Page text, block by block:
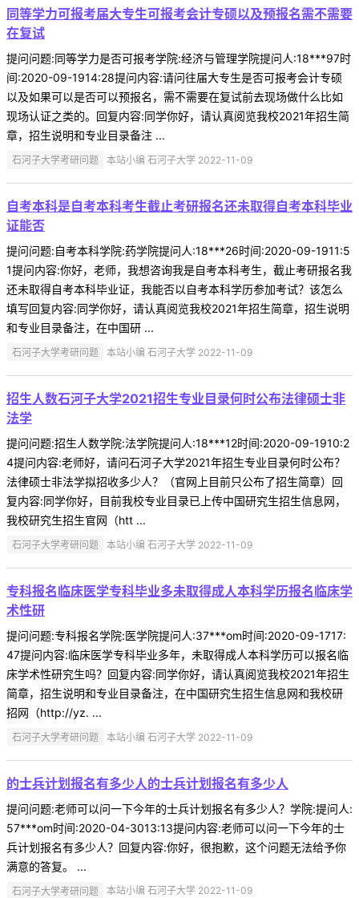
同等学力可报考届大专生可报考会计专硕以及预报名需不需要
在复试
提问问题:同等学力是否可报考学院:经济与管理学院提问人:18***97时
间:2020-09-1914:28提问内容:请问往届大专生是否可报考会计专硕
以及如果可以是否可以预报名，需不需要在复试前去现场做什么比如
现场认证之类的。回复内容:同学你好，请认真阅览我校2021年招生简
章，招生说明和专业目录备注 ...
石河子大学考研问题 本站小编 石河子大学 2022-11-09
自考本科是自考本科考生截止考研报名还未取得自考本科毕业
证能否
提问问题:自考本科学院:药学院提问人:18***26时间:2020-09-1911:5
1提问内容:你好，老师，我想咨询我是自考本科考生，截止考研报名我
还未取得自考本科毕业证，我能否以自考本科学历参加考试？该怎么
填写回复内容:同学你好，请认真阅览我校2021年招生简章，招生说明
和专业目录备注，在中国研 ...
石河子大学考研问题 本站小编 石河子大学 2022-11-09
招生人数石河子大学2021招生专业目录何时公布法律硕士非
法学
提问问题:招生人数学院:法学院提问人:18***12时间:2020-09-1910:2
4提问内容:老师好，请问石河子大学2021年招生专业目录何时公布？
法律硕士非法学拟招收多少人？（官网上目前只公布了招生简章）回
复内容:同学你好，目前我校专业目录已上传中国研究生招生信息网，
我校研究生招生官网（htt ...
石河子大学考研问题 本站小编 石河子大学 2022-11-09
专科报名临床医学专科毕业多未取得成人本科学历报名临床学
术性研
提问问题:专科报名学院:医学院提问人:37***om时间:2020-09-1717:
47提问内容:临床医学专科毕业多年，未取得成人本科学历可以报名临
床学术性研究生吗？回复内容:同学你好，请认真阅览我校2021年招生
简章，招生说明和专业目录备注，在中国研究生招生信息网和我校研
招网（http://yz. ...
石河子大学考研问题 本站小编 石河子大学 2022-11-09
的士兵计划报名有多少人的士兵计划报名有多少人
提问问题:老师可以问一下今年的士兵计划报名有多少人？学院:提问人:
57***om时间:2020-04-3013:13提问内容:老师可以问一下今年的士
兵计划报名有多少人？回复内容:你好，很抱歉，这个问题无法给予你
满意的答复。 ...
石河子大学考研问题 本站小编 石河子大学 2022-11-09